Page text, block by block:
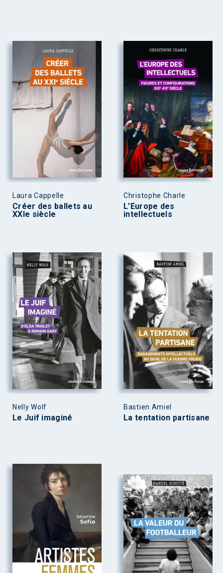
Laura Cappelle
Créer des ballets au
XXIe siècle
Christophe Charle
L’Europe des
intellectuels
Nelly Wolf
Le Juif imaginé
Bastien Amiel
La tentation partisane